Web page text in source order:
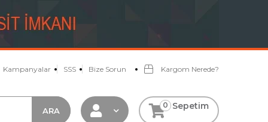
Kampanyalar SSS Bize Sorun Kargom Nerede?
Sepetim
0